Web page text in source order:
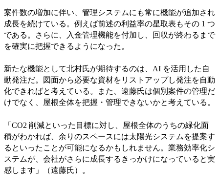
案件数の増加に伴い、管理システムにも常に機能が追加され
成長を続けている。例えば前述の利益率の星取表もその 1 つ
である。さらに、入金管理機能を付加し、回収が終わるまで
を確実に把握できるようになった。
新たな機能として北村氏が期待するのは、AI を活用した自
動発注だ。図面から必要な資材をリストアップし発注を自動
化できればと考えている。また、遠藤氏は個別案件の管理だ
けでなく、屋根全体を把握・管理できないかと考えている。
「CO2 削減といった目標に対し、屋根全体のうちの緑化面
積がわかれば、余りのスペースには太陽光システムを提案す
るといったことが可能になるかもしれません。業務効率化シ
ステムが、会社がさらに成長するきっかけになっていると実
感します」（遠藤氏）。